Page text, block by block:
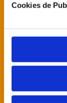
Cookies de
Está à